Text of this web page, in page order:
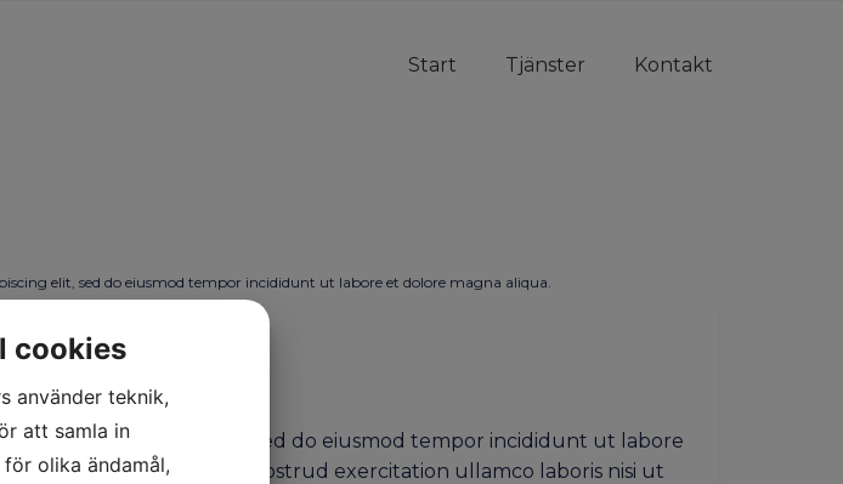
Start Tjänster Kontakt
elit, sed do eiusmod tempor incididunt ut labore et dolore magna aliqua.
adipiscing elit, sed do eiusmod tempor incididunt ut labore
ad minim veniam, quis nostrud exercitation ullamco laboris nisi ut
cookies
använder teknik,
att samla in
olika ändamål,